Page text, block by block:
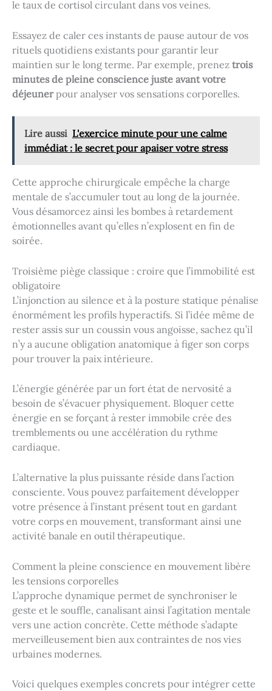
le taux de cortisol circulant dans vos veines.
Essayez de caler ces instants de pause autour de vos
rituels quotidiens existants pour garantir leur
maintien sur le long terme. Par exemple, prenez trois
minutes de pleine conscience juste avant votre
déjeunerpour analyser vos sensations corporelles.
Lire aussi L'exercice minute pour une calme
immédiat : le secret pour apaiser votre stress
Cette approche chirurgicale empêche la charge
mentale de s’accumuler tout au long de la journée.
Vous désamorcez ainsi les bombes à retardement
émotionnelles avant qu’elles n’explosent en fin de
soirée.
Troisième piège classique : croire que l’immobilité est
obligatoire
L’injonction au silence et à la posture statique pénalise
énormément les profils hyperactifs. Si l’idée même de
rester assis sur un coussin vous angoisse, sachez qu’il
n’y a aucune obligation anatomique à figer son corps
pour trouver la paix intérieure.
L’énergie générée par un fort état de nervosité a
besoin de s’évacuer physiquement. Bloquer cette
énergie en se forçant à rester immobile crée des
tremblements ou une accélération du rythme
cardiaque.
L’alternative la plus puissante réside dans l’action
consciente. Vous pouvez parfaitement développer
votre présence à l’instant présent tout en gardant
votre corps en mouvement, transformant ainsi une
activité banale en outil thérapeutique.
Comment la pleine conscience en mouvement libère
les tensions corporelles
L’approche dynamique permet de synchroniser le
geste et le souffle, canalisant ainsi l’agitation mentale
vers une action concrète. Cette méthode s’adapte
merveilleusement bien aux contraintes de nos vies
urbaines modernes.
Voici quelques exemples concrets pour intégrer cette